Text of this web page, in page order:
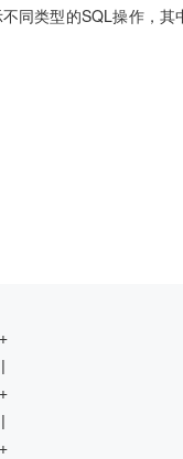
同类型的SQL操作，